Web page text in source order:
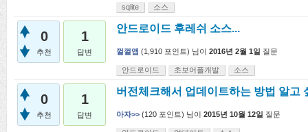
sqlite 소스
0
추천
1
답변
안드로이드 후레쉬 소스...
껄껄앱 (1,910 포인트) 님이 2016년 2월 1일 질문
안드로이드 초보어플개발 소스
0
추천
1
답변
버전체크해서 업데이트하는 방법 알고
아자>> (120 포인트) 님이 2015년 10월 12일 질문